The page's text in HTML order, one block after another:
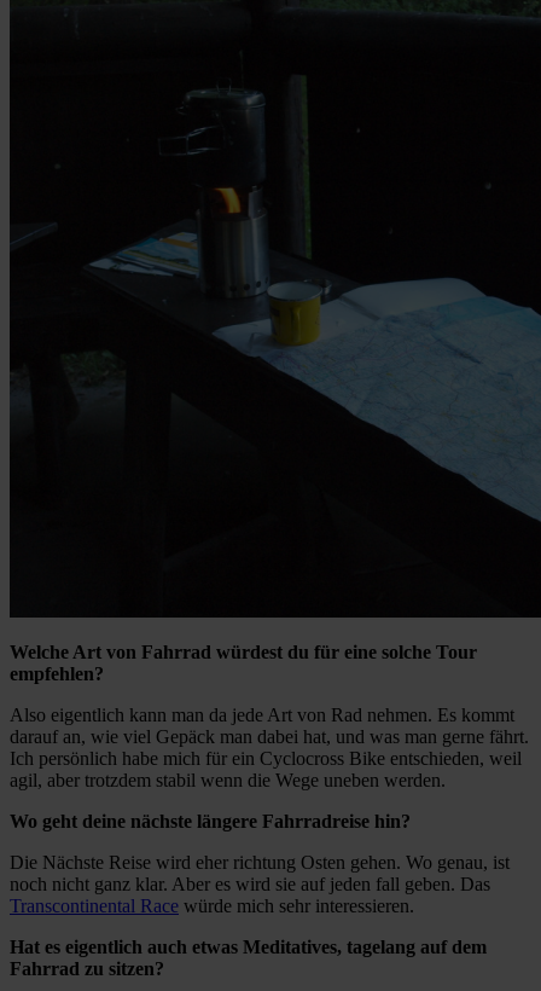
Welche Art von Fahrrad würdest du für eine solche Tour
empfehlen?
Also eigentlich kann man da jede Art von Rad nehmen. Es kommt
darauf an, wie viel Gepäck man dabei hat, und was man gerne fährt.
Ich persönlich habe mich für ein Cyclocross Bike entschieden, weil
agil, aber trotzdem stabil wenn die Wege uneben werden.
Wo geht deine nächste längere Fahrradreise hin?
Die Nächste Reise wird eher richtung Osten gehen. Wo genau, ist
noch nicht ganz klar. Aber es wird sie auf jeden fall geben. Das
Transcontinental Race würde mich sehr interessieren.
Hat es eigentlich auch etwas Meditatives, tagelang auf dem
Fahrrad zu sitzen?